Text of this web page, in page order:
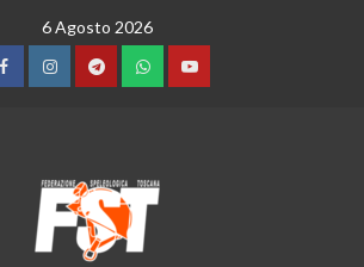
6 Agosto 2026
FacebookInstagramTelegramWhatsAppYouTube